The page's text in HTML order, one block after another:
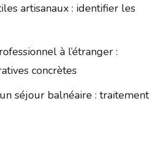
artisanaux : identifier les
à l’étranger :
concrètes
séjour balnéaire : traitement